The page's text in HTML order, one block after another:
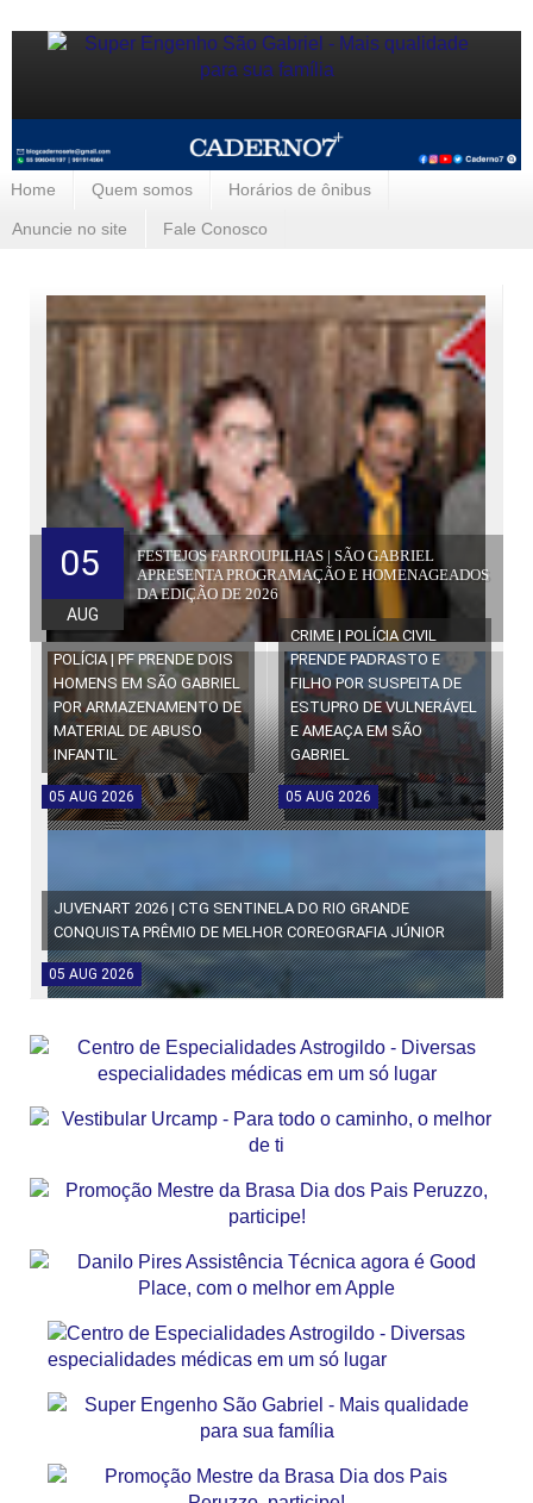
Home Quem somos Horários de ônibus
Anuncie no site Fale Conosco
FESTEJOS FARROUPILHAS | SÃO GABRIEL
APRESENTA PROGRAMAÇÃO E HOMENAGEADOS
DA EDIÇÃO DE 2026
05
AUG
POLÍCIA | PF PRENDE DOIS
HOMENS EM SÃO GABRIEL
POR ARMAZENAMENTO DE
MATERIAL DE ABUSO
INFANTIL
05 AUG 2026
CRIME | POLÍCIA CIVIL
PRENDE PADRASTO E
FILHO POR SUSPEITA DE
ESTUPRO DE VULNERÁVEL
E AMEAÇA EM SÃO
GABRIEL
05 AUG 2026
JUVENART 2026 | CTG SENTINELA DO RIO GRANDE
CONQUISTA PRÊMIO DE MELHOR COREOGRAFIA JÚNIOR
05 AUG 2026